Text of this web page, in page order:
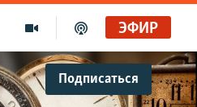
ЭФИР
Подписаться